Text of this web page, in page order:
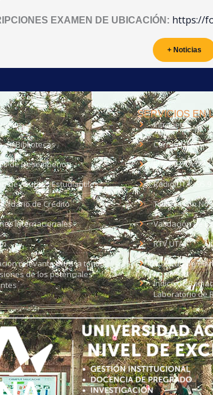
EXAMEN DE UBICACIÓN: https://
+ Noticias
de Bibliotecas
de Desempeño
de Asuntos Estudiantiles
de Crédito
Internacionales
relevante para la toma
de los potenciales
SERVICIOS EN
Intranet
Correo UTA
EUDEV UTAmed
Radio UTA - 95.9
Trabaja con
Validación de
RTV UTA
Solicitud de
Índice de
Laboratorio de